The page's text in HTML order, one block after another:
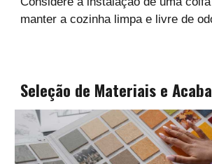
manter a cozinha limpa e livre de
Seleção de Materiais e